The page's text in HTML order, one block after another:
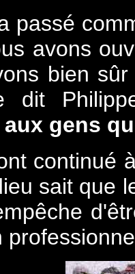
passé
avons
bien
dit
gens
continué
sait que